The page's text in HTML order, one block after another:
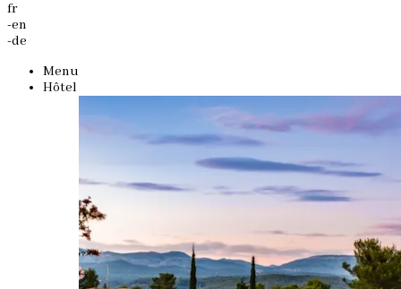
fr
-en
-de
Menu
Hôtel